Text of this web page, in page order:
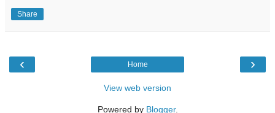
Share
‹ ›
Home
View web version
Powered by Blogger.